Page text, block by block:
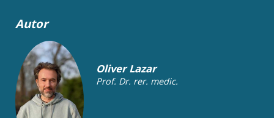
Autor
Oliver Lazar
Prof. Dr. rer. medic.